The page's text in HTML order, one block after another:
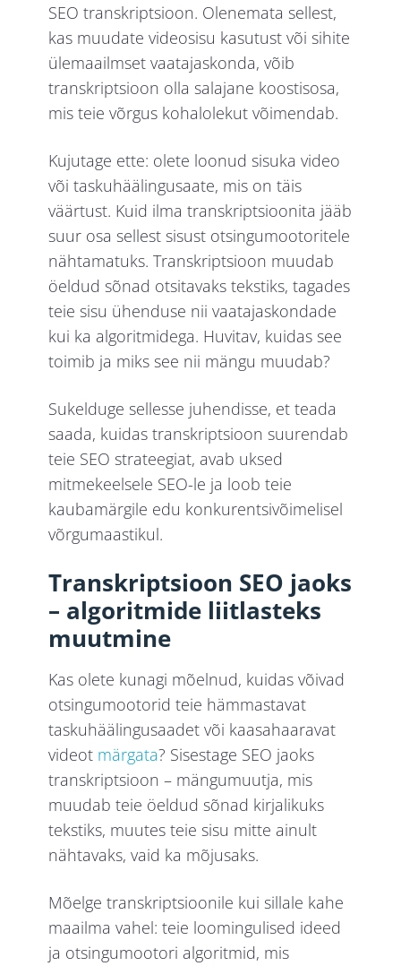
SEO transkriptsioon. Olenemata sellest,
kas muudate videosisu kasutust või sihite
ülemaailmset vaatajaskonda, võib
transkriptsioon olla salajane koostisosa,
mis teie võrgus kohalolekut võimendab.
Kujutage ette: olete loonud sisuka video
või taskuhäälingusaate, mis on täis
väärtust. Kuid ilma transkriptsioonita jääb
suur osa sellest sisust otsingumootoritele
nähtamatuks. Transkriptsioon muudab
öeldud sõnad otsitavaks tekstiks, tagades
teie sisu ühenduse nii vaatajaskondade
kui ka algoritmidega. Huvitav, kuidas see
toimib ja miks see nii mängu muudab?
Sukelduge sellesse juhendisse, et teada
saada, kuidas transkriptsioon suurendab
teie SEO strateegiat, avab uksed
mitmekeelsele SEO-le ja loob teie
kaubamärgile edu konkurentsivõimelisel
võrgumaastikul.
Transkriptsioon SEO jaoks
– algoritmide liitlasteks
muutmine
Kas olete kunagi mõelnud, kuidas võivad
otsingumootorid teie hämmastavat
taskuhäälingusaadet või kaasahaaravat
videot märgata? Sisestage SEO jaoks
transkriptsioon – mängumuutja, mis
muudab teie öeldud sõnad kirjalikuks
tekstiks, muutes teie sisu mitte ainult
nähtavaks, vaid ka mõjusaks.
Mõelge transkriptsioonile kui sillale kahe
maailma vahel: teie loomingulised ideed
ja otsingumootori algoritmid, mis